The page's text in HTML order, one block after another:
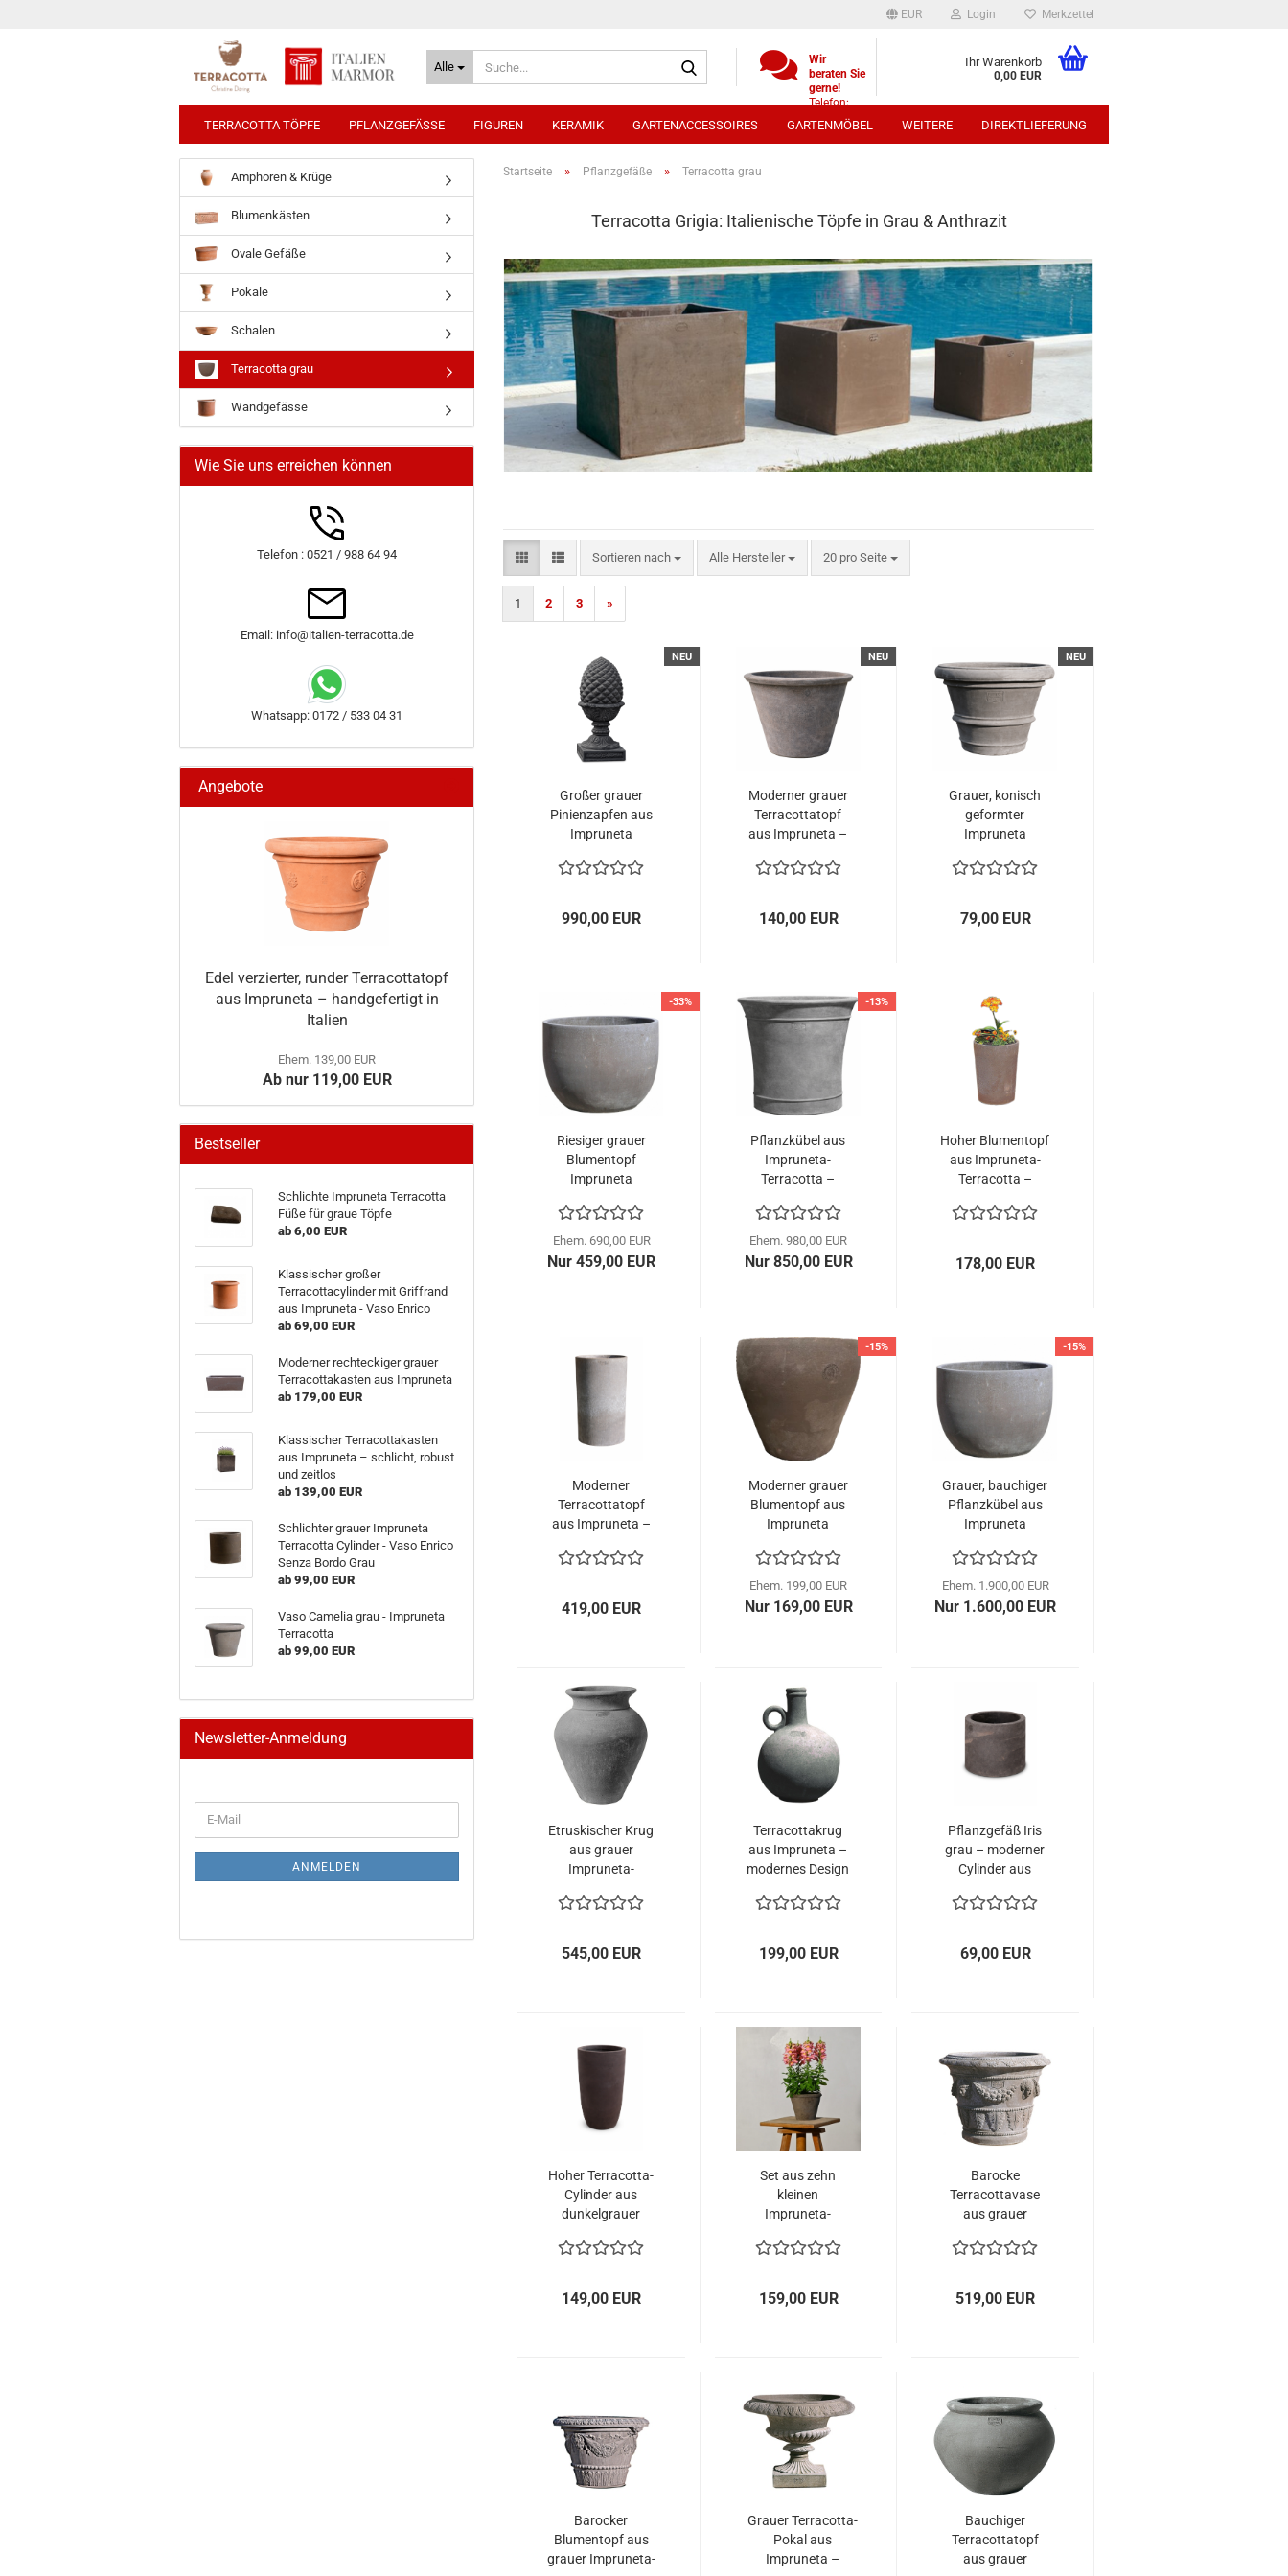
EUR Login Merkzettel
Alle
Wir
beraten Sie
gerne!
Telefon:
(0)521
9886494
Ihr Warenkorb
0,00 EUR
TERRACOTTA TÖPFE PFLANZGEFÄSSE FIGUREN KERAMIK GARTENACCESSOIRES GARTENMÖBEL DIREKTLIEFERUNG
WEITERE
Startseite » Pflanzgefäße » Terracotta grau
Terracotta Grigia: Italienische Töpfe in Grau & Anthrazit
Sortieren nach
Sortieren nach Alle Hersteller 20 pro Seite
pro Seite
1 2 3 »
NEU
Großer grauer
Pinienzapfen aus
Impruneta
elegante
990,00 EUR
NEU
Moderner grauer
Terracottatopf
aus Impruneta –
für Garten und
140,00 EUR
NEU
Grauer, konisch
geformter
Impruneta
Blumentopf –
frostfest
79,00 EUR
-33%
Riesiger grauer
Blumentopf
Impruneta
Ehem. 690,00 EUR
Nur 459,00 EUR
-13%
Pflanzkübel aus
Impruneta-
Terracotta –
in elegantem Grau
Ehem. 980,00 EUR
Nur 850,00 EUR
Hoher Blumentopf
aus Impruneta-
Terracotta –
mit toskanischer
178,00 EUR
Moderner
Terracottatopf
aus Impruneta –
Design in edlem
419,00 EUR
-15%
Moderner grauer
Blumentopf aus
Impruneta
schlichte Eleganz
in handgefertigter
Qualität
Ehem. 199,00 EUR
Nur 169,00 EUR
-15%
Grauer, bauchiger
Pflanzkübel aus
Impruneta
moderne Eleganz
trifft italienische
Handwerkskunst
Ehem. 1.900,00 EUR
Nur 1.600,00 EUR
Etruskischer Krug
aus grauer
Impruneta-
frostfest bis −30
545,00 EUR
Terracottakrug
aus Impruneta –
modernes Design
Handwerkskunst
199,00 EUR
Pflanzgefäß Iris
grau – moderner
Cylinder aus
Terracotta
69,00 EUR
Hoher Terracotta-
Cylinder aus
dunkelgrauer
Terracotta –
Schlichtheit und
zeitloses Design
149,00 EUR
Set aus zehn
kleinen
Impruneta-
in elegantem
159,00 EUR
Barocke
Terracottavase
aus grauer
Terracotta –
Eleganz und
toskanische
519,00 EUR
Barocker
Blumentopf aus
grauer Impruneta-
Grauer Terracotta-
Pokal aus
Impruneta –
Bauchiger
Terracottatopf
aus grauer
Amphoren & Krüge
Blumenkästen
Ovale Gefäße
Pokale
Schalen
Terracotta grau
Wandgefässe
Wie Sie uns erreichen können
Telefon : 0521 / 988 64 94
Email: info@italien-terracotta.de
Whatsapp: 0172 / 533 04 31
Angebote
Edel verzierter, runder Terracottatopf
aus Impruneta – handgefertigt in
Italien
Ehem. 139,00 EUR
Ab nur 119,00 EUR
Bestseller
Schlichte Impruneta Terracotta
Füße für graue Töpfe
ab 6,00 EUR
Klassischer großer
Terracottacylinder mit Griffrand
aus Impruneta - Vaso Enrico
ab 69,00 EUR
Moderner rechteckiger grauer
Terracottakasten aus Impruneta
ab 179,00 EUR
Klassischer Terracottakasten
aus Impruneta – schlicht, robust
und zeitlos
ab 139,00 EUR
Schlichter grauer Impruneta
Terracotta Cylinder - Vaso Enrico
Senza Bordo Grau
ab 99,00 EUR
Vaso Camelia grau - Impruneta
Terracotta
ab 99,00 EUR
Newsletter-Anmeldung
ZUR
NEWSLETTER-
E-
Mail
ANMELDEN